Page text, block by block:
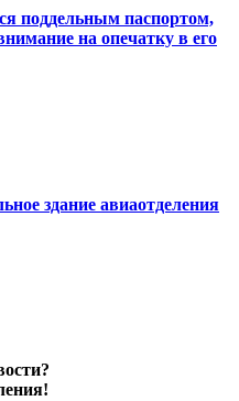
поддельным паспортом,
на опечатку в его
здание авиаотделения